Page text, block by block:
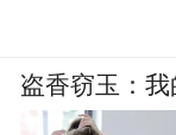
盗香窃玉：